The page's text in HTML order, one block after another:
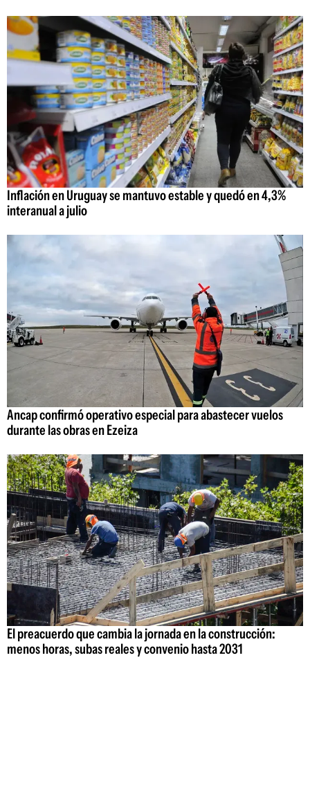
Inflación en Uruguay se mantuvo estable y quedó en 4,3%
interanual a julio
Ancap confirmó operativo especial para abastecer vuelos
durante las obras en Ezeiza
El preacuerdo que cambia la jornada en la construcción:
menos horas, subas reales y convenio hasta 2031